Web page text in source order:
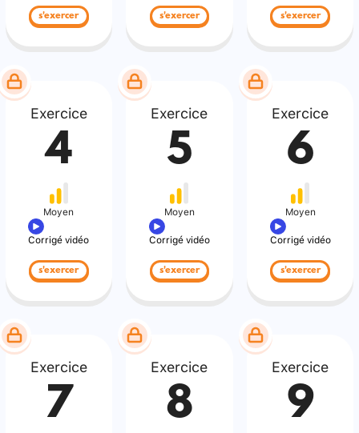
s'exercer s'exercer s'exercer
Exercice
4
Moyen
Corrigé vidéo
s'exercer
Exercice
5
Moyen
Corrigé vidéo
s'exercer
Exercice
6
Moyen
Corrigé vidéo
s'exercer
Exercice
7
Exercice
8
Exercice
9